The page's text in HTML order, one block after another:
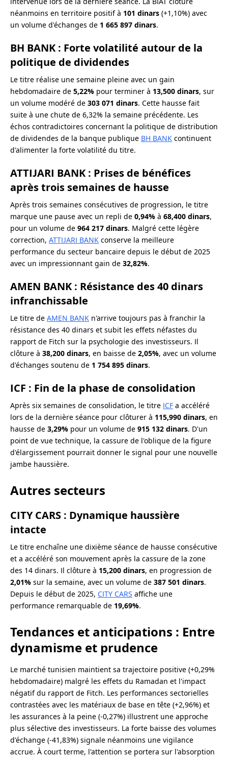
néanmoins en territoire positif à 101 dinars (+1,10%) avec
un volume d'échanges de 1 665 897 dinars.
BH BANK : Forte volatilité autour de la
politique de dividendes
Le titre réalise une semaine pleine avec un gain
hebdomadaire de 5,22% pour terminer à 13,500 dinars, sur
un volume modéré de 303 071 dinars. Cette hausse fait
suite à une chute de 6,32% la semaine précédente. Les
échos contradictoires concernant la politique de distribution
de dividendes de la banque publique BH BANK continuent
d'alimenter la forte volatilité du titre.
ATTIJARI BANK : Prises de bénéfices
après trois semaines de hausse
Après trois semaines consécutives de progression, le titre
marque une pause avec un repli de 0,94% à 68,400 dinars,
pour un volume de 964 217 dinars. Malgré cette légère
correction, ATTIJARI BANK conserve la meilleure
performance du secteur bancaire depuis le début de 2025
avec un impressionnant gain de 32,82%.
AMEN BANK : Résistance des 40 dinars
infranchissable
Le titre de AMEN BANK n'arrive toujours pas à franchir la
résistance des 40 dinars et subit les effets néfastes du
rapport de Fitch sur la psychologie des investisseurs. Il
clôture à 38,200 dinars, en baisse de 2,05%, avec un volume
d'échanges soutenu de 1 754 895 dinars.
ICF : Fin de la phase de consolidation
Après six semaines de consolidation, le titre ICF a accéléré
lors de la dernière séance pour clôturer à 115,990 dinars, en
hausse de 3,29% pour un volume de 915 132 dinars. D'un
point de vue technique, la cassure de l'oblique de la figure
d'élargissement pourrait donner le signal pour une nouvelle
jambe haussière.
Autres secteurs
CITY CARS : Dynamique haussière
intacte
Le titre enchaîne une dixième séance de hausse consécutive
et a accéléré son mouvement après la cassure de la zone
des 14 dinars. Il clôture à 15,200 dinars, en progression de
2,01% sur la semaine, avec un volume de 387 501 dinars.
Depuis le début de 2025, CITY CARS affiche une
performance remarquable de 19,69%.
Tendances et anticipations : Entre
dynamisme et prudence
Le marché tunisien maintient sa trajectoire positive (+0,29%
hebdomadaire) malgré les effets du Ramadan et l'impact
négatif du rapport de Fitch. Les performances sectorielles
contrastées avec les matériaux de base en tête (+2,96%) et
les assurances à la peine (-0,27%) illustrent une approche
plus sélective des investisseurs. La forte baisse des volumes
d'échange (-41,83%) signale néanmoins une vigilance
accrue. À court terme, l'attention se portera sur l'absorption